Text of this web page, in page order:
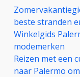
beste stranden
Winkelgids
modemerken
Reizen met een
naar Palermo